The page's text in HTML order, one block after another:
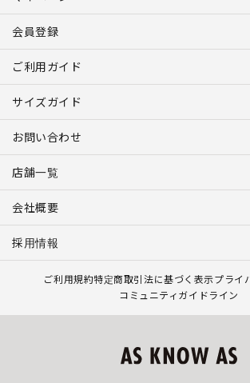
会員登録
ご利用ガイド
サイズガイド
お問い合わせ
店舗一覧
会社概要
採用情報
ご利用規約特定商取引法に基づく表示プライ
コミュニティガイドライン